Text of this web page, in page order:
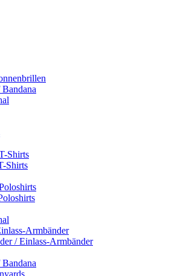
Shirts
Shirts
Armbänder
/ Einlass-Armbänder